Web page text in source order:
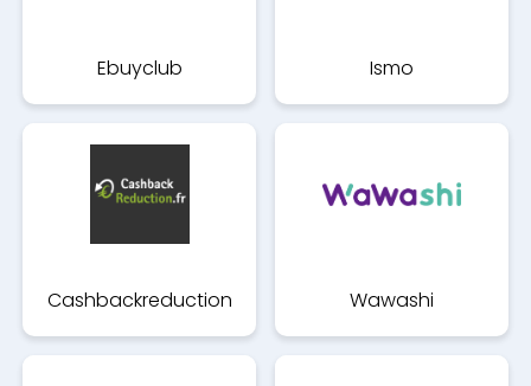
Ebuyclub Ismo
Cashbackreduction Wawashi